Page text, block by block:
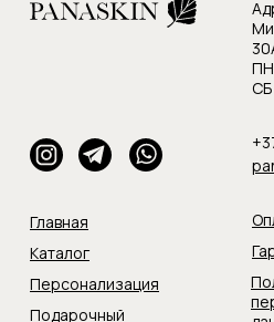
Главная
Подарочный
Персонализация
Каталог
СБ